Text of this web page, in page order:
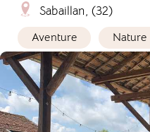
Sabaillan, (32)
Aventure Nature
Le Clos des Maix, gîte de
Lorraine